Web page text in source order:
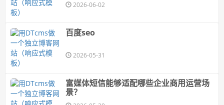
2026-06-02
百度seo
2026-05-31
富媒体短信能够适配哪些企业商用运营场
景？